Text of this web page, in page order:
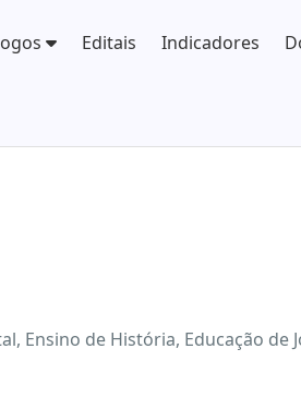
Editais Indicadores
Ensino de História, Educação de